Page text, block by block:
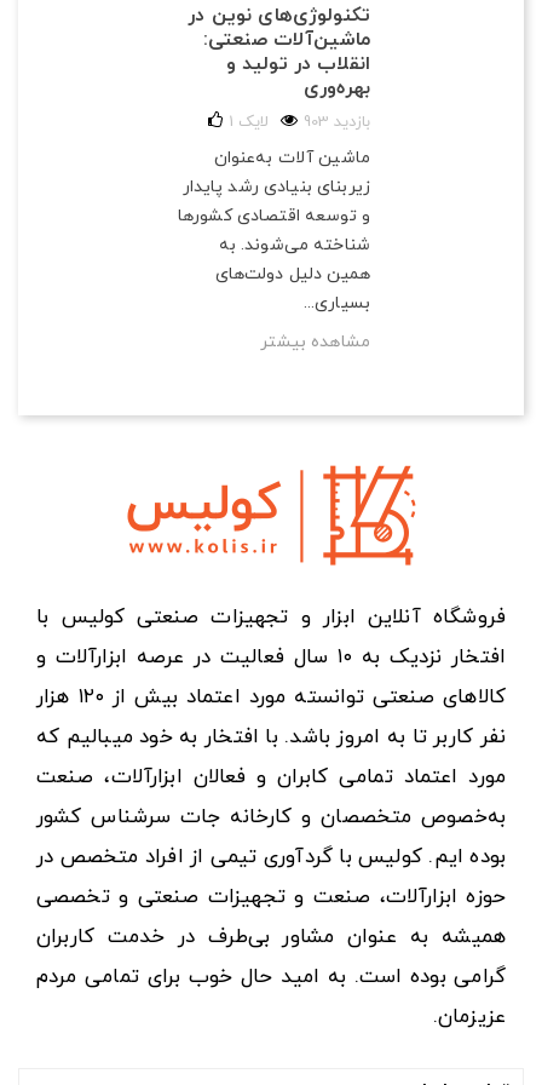
تکنولوژی‌های نوین در
ماشین‌آلات صنعتی:
انقلاب در تولید و
بهره‌وری
903 بازدید 1 لایک
ماشین آلات به‌عنوان
زیربنای بنیادی رشد پایدار
و توسعه اقتصادی کشورها
شناخته می‌شوند. به
همین دلیل دولت‌های
بسیاری...
مشاهده بیشتر
فروشگاه آنلاین ابزار و تجهیزات صنعتی کولیس با
افتخار نزدیک به ۱۰ سال فعالیت در عرصه ابزارآلات و
کالاهای صنعتی توانسته مورد اعتماد بیش از ۱۲۰ هزار
نفر کاربر تا به امروز باشد. با افتخار به خود میبالیم که
مورد اعتماد تمامی کابران و فعالان ابزارآلات، صنعت
به‌خصوص متخصصان و کارخانه جات سرشناس کشور
بوده ایم. کولیس با گردآوری تیمی از افراد متخصص در
حوزه ابزارآلات، صنعت و تجهیزات صنعتی و تخصصی
همیشه به عنوان مشاور بی‌طرف در خدمت کاربران
گرامی بوده است. به امید حال خوب برای تمامی مردم
عزیزمان.